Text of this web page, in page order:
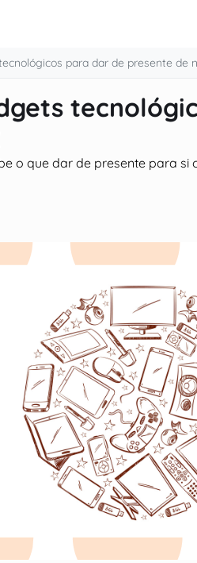
para dar de presente de
o que dar de presente para